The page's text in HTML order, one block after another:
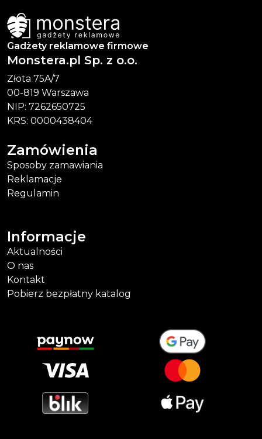
Gadżety reklamowe firmowe
Monstera.pl Sp. z o.o.
Złota 75A/7
00-819 Warszawa
NIP: 7262650725
KRS: 0000438404
Zamówienia
Sposoby zamawiania
Reklamacje
Regulamin
Informacje
Aktualności
O nas
Kontakt
Pobierz bezpłatny katalog